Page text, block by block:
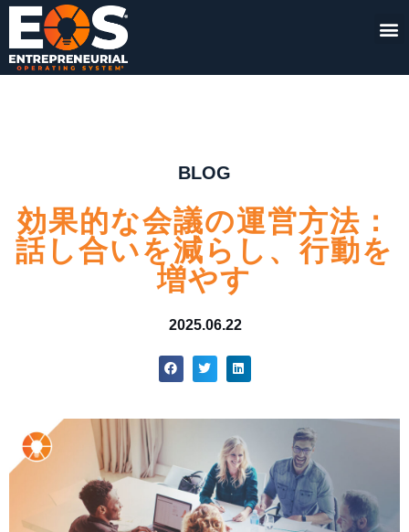
BLOG
効果的な会議の運営方法：
話し合いを減らし、行動を
増やす
2025.06.22